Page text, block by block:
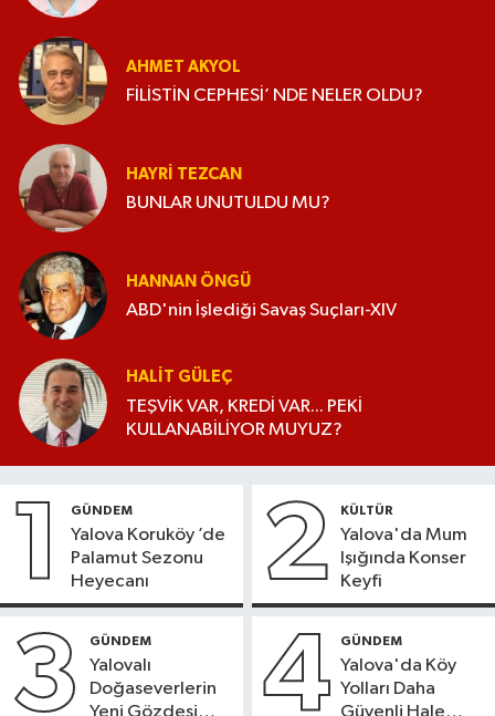
AHMET AKYOL
FİLİSTİN CEPHESİ’ NDE NELER OLDU?
HAYRI TEZCAN
BUNLAR UNUTULDU MU?
HANNAN ÖNGÜ
ABD'nin İşlediği Savaş Suçları-XIV
HALIT GÜLEÇ
TEŞVİK VAR, KREDİ VAR... PEKİ
KULLANABİLİYOR MUYUZ?
1 GÜNDEM
Yalova Koruköy ’de
Palamut Sezonu
Heyecanı
2 KÜLTÜR
Yalova'da Mum
Işığında Konser
Keyfi
3 GÜNDEM
Yalovalı
Doğaseverlerin
4 GÜNDEM
Yalova'da Köy
Yolları Daha